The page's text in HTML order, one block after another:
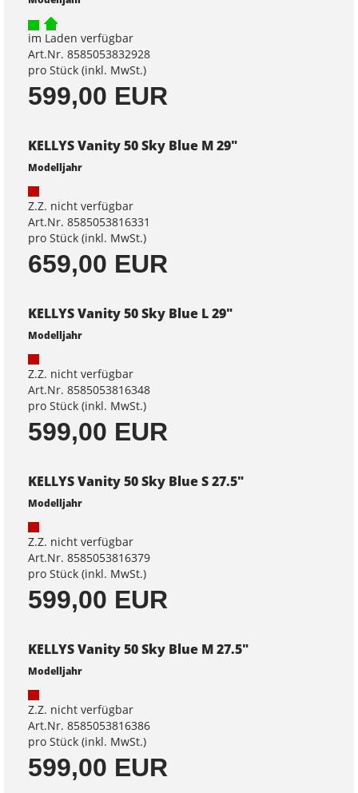
im Laden verfügbar
Art.Nr. 8585053832928
pro Stück (inkl. MwSt.)
599,00 EUR
KELLYS Vanity 50 Sky Blue M 29"
Modelljahr
Z.Z. nicht verfügbar
Art.Nr. 8585053816331
pro Stück (inkl. MwSt.)
659,00 EUR
KELLYS Vanity 50 Sky Blue L 29"
Modelljahr
Z.Z. nicht verfügbar
Art.Nr. 8585053816348
pro Stück (inkl. MwSt.)
599,00 EUR
KELLYS Vanity 50 Sky Blue S 27.5"
Modelljahr
Z.Z. nicht verfügbar
Art.Nr. 8585053816379
pro Stück (inkl. MwSt.)
599,00 EUR
KELLYS Vanity 50 Sky Blue M 27.5"
Modelljahr
Z.Z. nicht verfügbar
Art.Nr. 8585053816386
pro Stück (inkl. MwSt.)
599,00 EUR